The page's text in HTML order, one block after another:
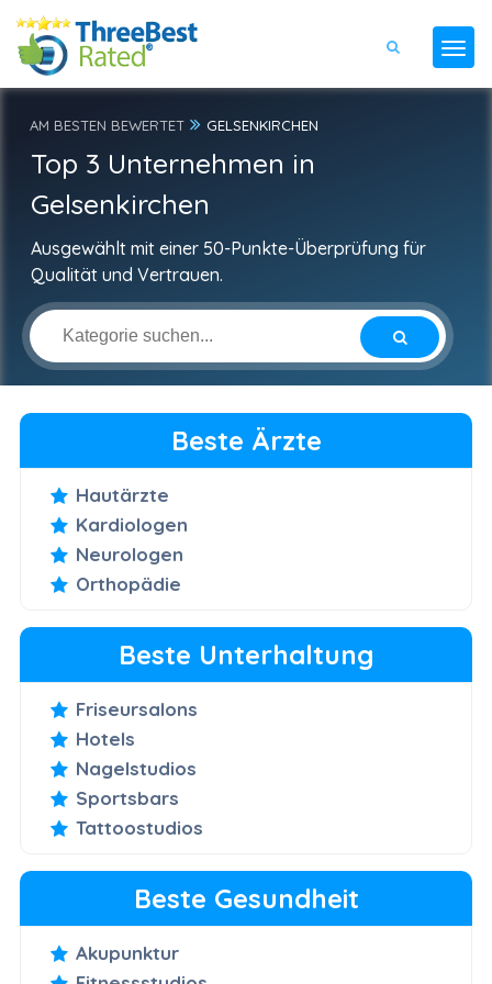
AM BESTEN BEWERTET GELSENKIRCHEN
Top 3 Unternehmen in
Gelsenkirchen
Ausgewählt mit einer 50-Punkte-Überprüfung für
Qualität und Vertrauen.
Beste Ärzte
Hautärzte
Kardiologen
Neurologen
Orthopädie
Beste Unterhaltung
Friseursalons
Hotels
Nagelstudios
Sportsbars
Tattoostudios
Beste Gesundheit
Akupunktur